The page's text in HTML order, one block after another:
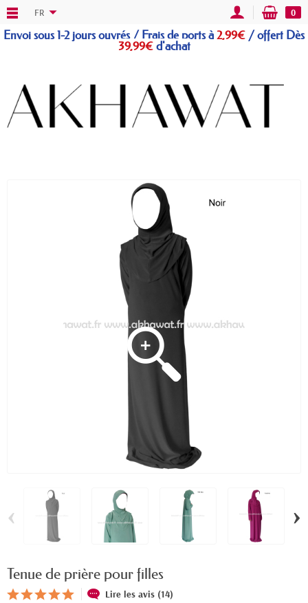
Envoi sous 1-2 jours ouvrés / Frais de ports à 2,99€ /offert Dès
39,99€d'achat
FR 0
‹ ›
Tenue de prière pour filles
Lire les avis (14)